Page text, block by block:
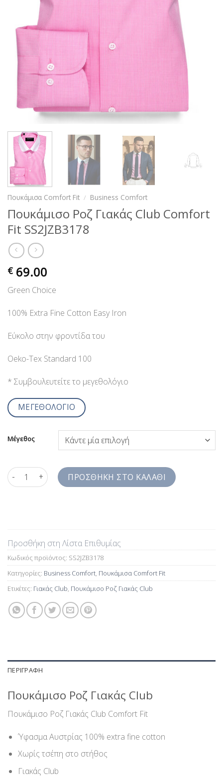
Πουκάμισα Comfort Fit / Business Comfort
Πουκάμισο Ροζ Γιακάς Club Comfort
Fit SS2JZB3178
€ 69.00
Green Choice
100% Extra Fine Cotton Easy Iron
Εύκολο στην φροντίδα του
Oeko-Tex Standard 100
* Συμβουλευτείτε το μεγεθολόγιο
ΜΕΓΕΘΟΛΟΓΙΟ
Μέγεθος
Πουκάμισο Ροζ Γιακάς Club Comfort Fit SS2JZB3178 ποσότητα
ΠΡΟΣΘΉΚΗ ΣΤΟ ΚΑΛΆΘΙ
Προσθήκη στη Λίστα Επιθυμίας
Κωδικός προϊόντος: SS2JZB3178
Κατηγορίες: Business Comfort, Πουκάμισα Comfort Fit
Ετικέτες: Γιακάς Club, Πουκάμισο Ροζ Γιακάς Club
ΠΕΡΙΓΡΑΦΉ
Πουκάμισο Ροζ Γιακάς Club
Πουκάμισο Ροζ Γιακάς Club Comfort Fit
Ύφασμα Αυστρίας 100% extra fine cotton
Χωρίς τσέπη στο στήθος
Γιακάς Club